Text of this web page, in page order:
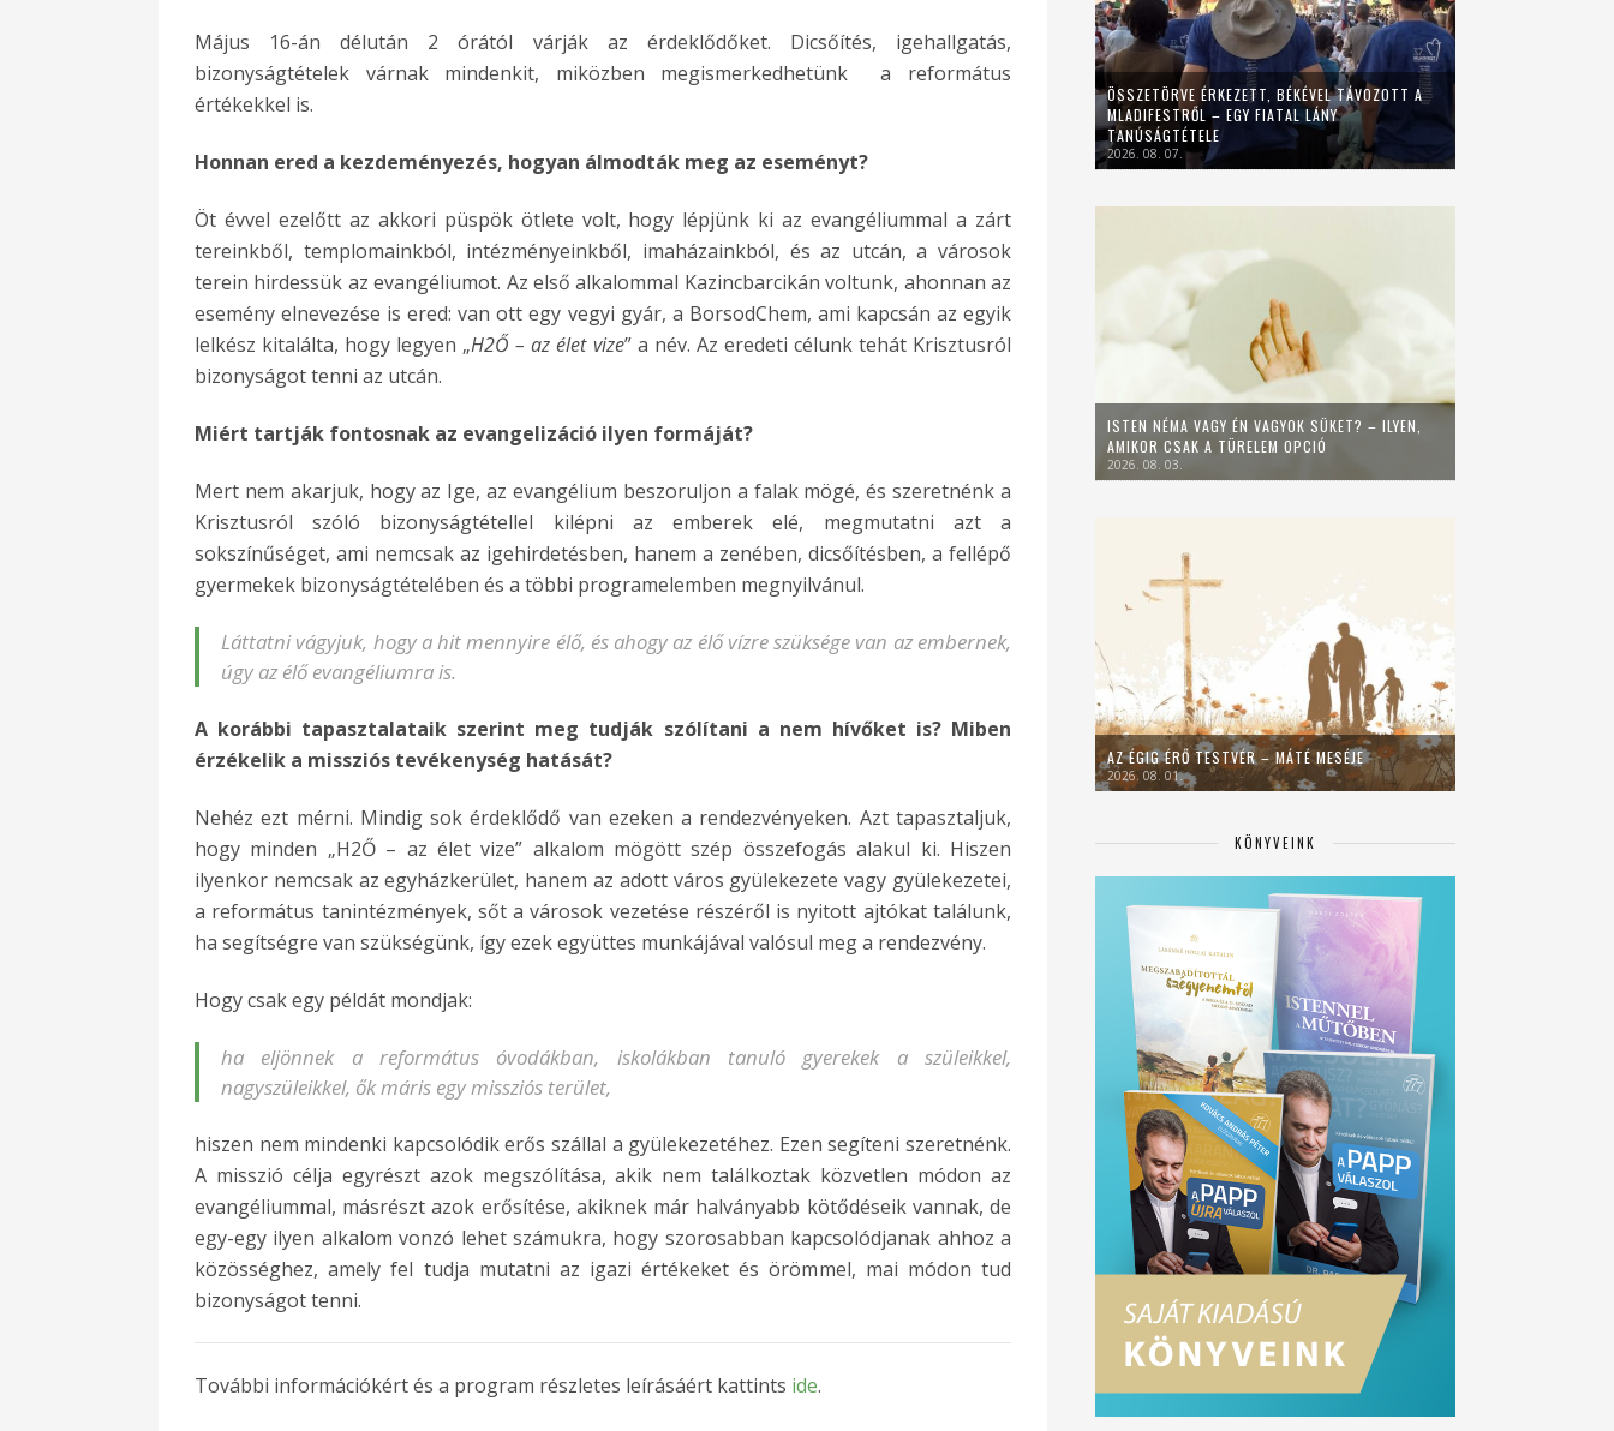
Május 16-án délután 2 órától várják az érdeklődőket. Dicsőítés, igehallgatás,
bizonyságtételek várnak mindenkit, miközben megismerkedhetünk a református
értékekkel is.
Honnan ered a kezdeményezés, hogyan álmodták meg az eseményt?
Öt évvel ezelőtt az akkori püspök ötlete volt, hogy lépjünk ki az evangéliummal a zárt
tereinkből, templomainkból, intézményeinkből, imaházainkból, és az utcán, a városok
terein hirdessük az evangéliumot. Az első alkalommal Kazincbarcikán voltunk, ahonnan az
esemény elnevezése is ered: van ott egy vegyi gyár, a BorsodChem, ami kapcsán az egyik
lelkész kitalálta, hogy legyen „H2Ő – az élet vize” a név. Az eredeti célunk tehát Krisztusról
bizonyságot tenni az utcán.
Miért tartják fontosnak az evangelizáció ilyen formáját?
Mert nem akarjuk, hogy az Ige, az evangélium beszoruljon a falak mögé, és szeretnénk a
Krisztusról szóló bizonyságtétellel kilépni az emberek elé, megmutatni azt a
sokszínűséget, ami nemcsak az igehirdetésben, hanem a zenében, dicsőítésben, a fellépő
gyermekek bizonyságtételében és a többi programelemben megnyilvánul.
Láttatni vágyjuk, hogy a hit mennyire élő, és ahogy az élő vízre szüksége van az embernek,
úgy az élő evangéliumra is.
A korábbi tapasztalataik szerint meg tudják szólítani a nem hívőket is? Miben
érzékelik a missziós tevékenység hatását?
Nehéz ezt mérni. Mindig sok érdeklődő van ezeken a rendezvényeken. Azt tapasztaljuk,
hogy minden „H2Ő – az élet vize” alkalom mögött szép összefogás alakul ki. Hiszen
ilyenkor nemcsak az egyházkerület, hanem az adott város gyülekezete vagy gyülekezetei,
a református tanintézmények, sőt a városok vezetése részéről is nyitott ajtókat találunk,
ha segítségre van szükségünk, így ezek együttes munkájával valósul meg a rendezvény.
Hogy csak egy példát mondjak:
ha eljönnek a református óvodákban, iskolákban tanuló gyerekek a szüleikkel,
nagyszüleikkel, ők máris egy missziós terület,
hiszen nem mindenki kapcsolódik erős szállal a gyülekezetéhez. Ezen segíteni szeretnénk.
A misszió célja egyrészt azok megszólítása, akik nem találkoztak közvetlen módon az
evangéliummal, másrészt azok erősítése, akiknek már halványabb kötődéseik vannak, de
egy-egy ilyen alkalom vonzó lehet számukra, hogy szorosabban kapcsolódjanak ahhoz a
közösséghez, amely fel tudja mutatni az igazi értékeket és örömmel, mai módon tud
bizonyságot tenni.
További információkért és a program részletes leírásáért kattints ide.
ÖSSZETÖRVE ÉRKEZETT, BÉKÉVEL TÁVOZOTT A
MLADIFESTRŐL – EGY FIATAL LÁNY
TANÚSÁGTÉTELE
2026. 08. 07.
ISTEN NÉMA VAGY ÉN VAGYOK SÜKET? – ILYEN,
AMIKOR CSAK A TÜRELEM OPCIÓ
2026. 08. 03.
AZ ÉGIG ÉRŐ TESTVÉR – MÁTÉ MESÉJE
2026. 08. 01.
KÖNYVEINK